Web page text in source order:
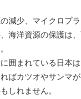
減少、マイクロプ
海洋資源の保護は
囲まれている日本
ばカツオやサンマ
しれません。